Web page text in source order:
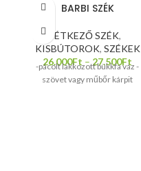
BARBI SZÉK
ÉTKEZŐ SZÉK,
KISBÚTOROK, SZÉKEK
26.000Ft – 27.500Ft
-pácolt lakkozott bükkfa váz -
szövet vagy műbőr kárpit